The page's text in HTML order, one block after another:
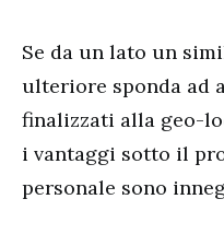
Se da un lato un
ulteriore sponda ad
finalizzati alla geo-
i vantaggi sotto il
personale sono